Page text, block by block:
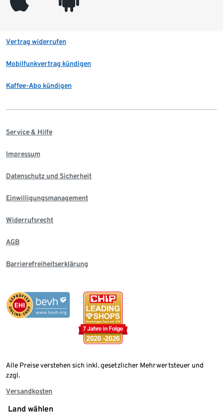
Vertrag widerrufen
Mobilfunkvertrag kündigen
Kaffee-Abo kündigen
Service & Hilfe
Impressum
Datenschutz und Sicherheit
Einwilligungsmanagement
Widerrufsrecht
AGB
Barrierefreiheitserklärung
Alle Preise verstehen sich inkl. gesetzlicher Mehrwertsteuer und
zzgl.
Versandkosten
Land wählen